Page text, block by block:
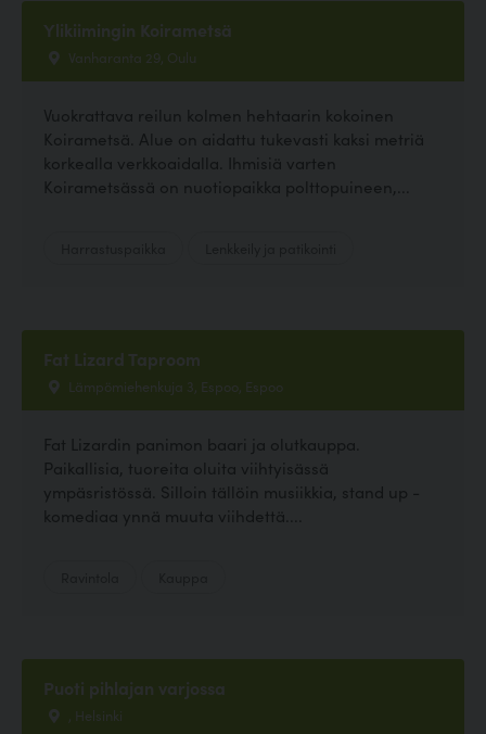
Ylikiimingin Koirametsä
Vanharanta 29, Oulu
Vuokrattava reilun kolmen hehtaarin kokoinen
Koirametsä. Alue on aidattu tukevasti kaksi metriä
korkealla verkkoaidalla. Ihmisiä varten
Koirametsässä on nuotiopaikka polttopuineen,...
Fat Lizard Taproom
Lämpömiehenkuja 3, Espoo, Espoo
Fat Lizardin panimon baari ja olutkauppa.
Paikallisia, tuoreita oluita viihtyisässä
ympäsristössä. Silloin tällöin musiikkia, stand up -
komediaa ynnä muuta viihdettä....
Puoti pihlajan varjossa
, Helsinki